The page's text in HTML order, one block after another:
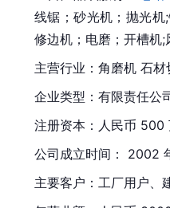
线锯；砂光机；抛光
修边机；电磨；开槽机;
主营行业：角磨机 石
企业类型：有限责任公
注册资本：人民币
公司成立时间： 2002
主要客户：工厂用户、